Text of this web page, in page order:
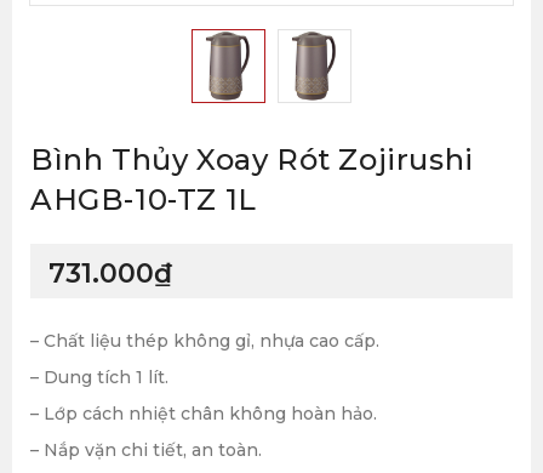
Bình Thủy Xoay Rót Zojirushi
AHGB-10-TZ 1L
731.000₫
– Chất liệu thép không gỉ, nhựa cao cấp.
– Dung tích 1 lít.
– Lớp cách nhiệt chân không hoàn hảo.
– Nắp vặn chi tiết, an toàn.